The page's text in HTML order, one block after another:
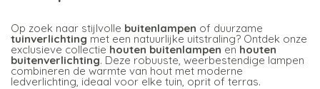
Op zoek naar stijlvolle buitenlampen of duurzame
tuinverlichting met een natuurlijke uitstraling? Ontdek onze
exclusieve collectie houten buitenlampen en houten
buitenverlichting. Deze robuuste, weerbestendige lampen
combineren de warmte van hout met moderne
ledverlichting, ideaal voor elke tuin, oprit of terras.